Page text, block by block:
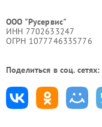
ООО "Русервис"
ИНН 7702633247
ОГРН 1077746335776
Поделиться в соц. сетях: